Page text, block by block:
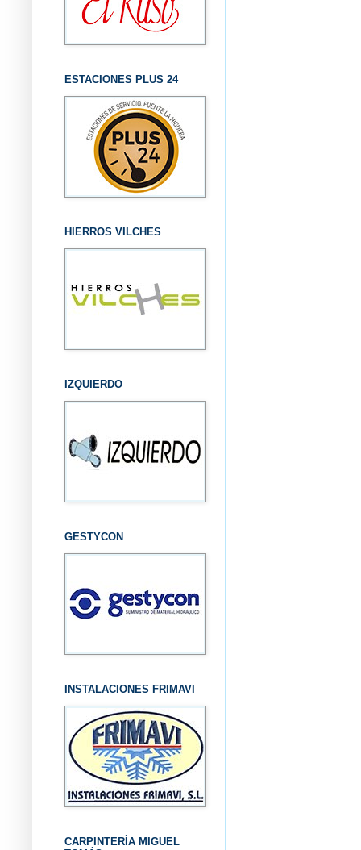
ESTACIONES PLUS 24
HIERROS VILCHES
IZQUIERDO
GESTYCON
INSTALACIONES FRIMAVI
CARPINTERÍA MIGUEL